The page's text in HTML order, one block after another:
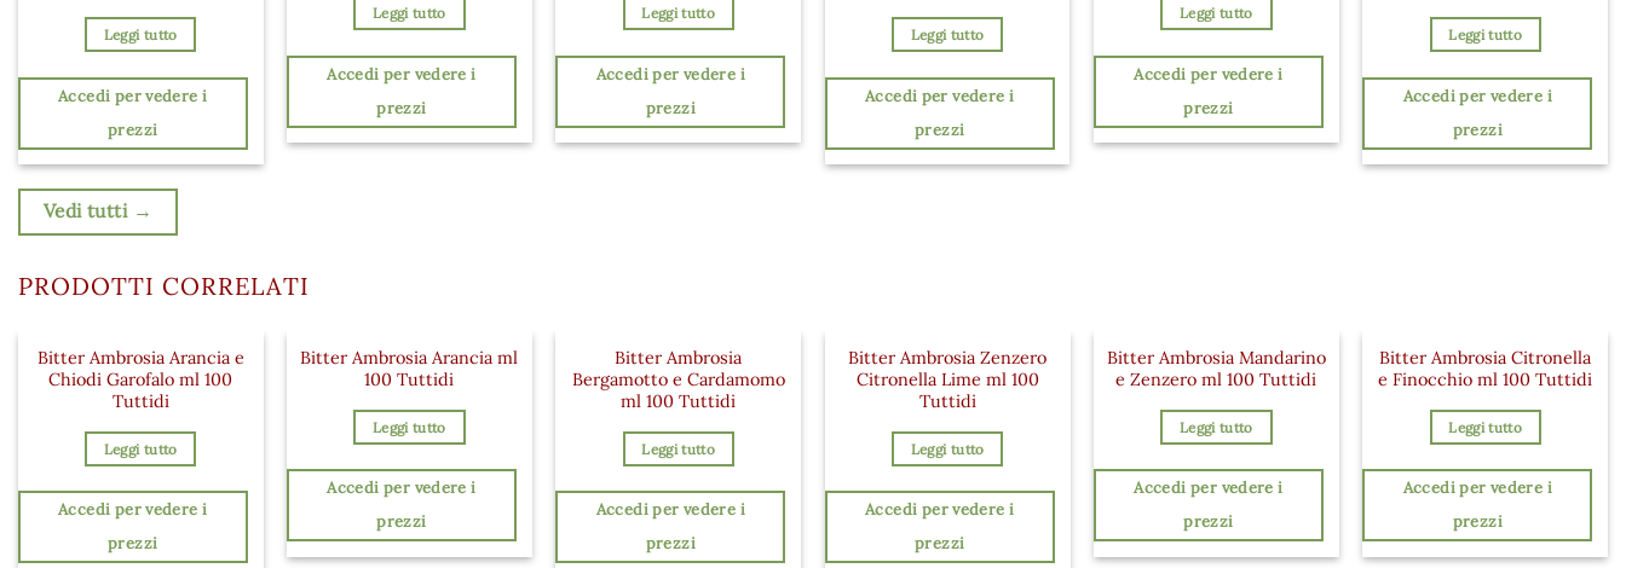
Leggi tutto
Accedi per vedere i
prezzi
Leggi tutto
Accedi per vedere i
prezzi
Leggi tutto
Accedi per vedere i
prezzi
Leggi tutto
Accedi per vedere i
prezzi
Leggi tutto
Accedi per vedere i
prezzi
Leggi tutto
Accedi per vedere i
prezzi
Vedi tutti →
PRODOTTI CORRELATI
Bitter Ambrosia Arancia e
Chiodi Garofalo ml 100
Tuttidi
Leggi tutto
Accedi per vedere i
prezzi
Bitter Ambrosia Arancia ml
100 Tuttidi
Leggi tutto
Accedi per vedere i
prezzi
Bitter Ambrosia
Bergamotto e Cardamomo
ml 100 Tuttidi
Leggi tutto
Accedi per vedere i
prezzi
Bitter Ambrosia Zenzero
Citronella Lime ml 100
Tuttidi
Leggi tutto
Accedi per vedere i
prezzi
Bitter Ambrosia Mandarino
e Zenzero ml 100 Tuttidi
Leggi tutto
Accedi per vedere i
prezzi
Bitter Ambrosia Citronella
e Finocchio ml 100 Tuttidi
Leggi tutto
Accedi per vedere i
prezzi